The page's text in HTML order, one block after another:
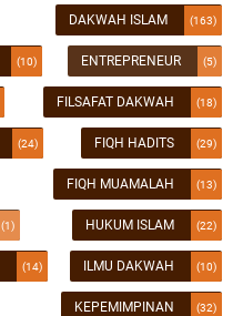
DAKWAH ISLAM (163)
(10) ENTREPRENEUR (5)
FILSAFAT DAKWAH (18)
(24) FIQH HADITS (29)
FIQH MUAMALAH (13)
(1) HUKUM ISLAM (22)
(14) ILMU DAKWAH (10)
KEPEMIMPINAN (32)